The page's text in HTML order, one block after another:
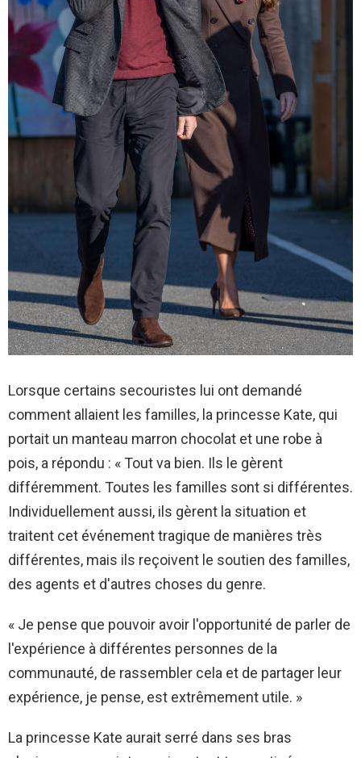
Lorsque certains secouristes lui ont demandé
comment allaient les familles, la princesse Kate, qui
portait un manteau marron chocolat et une robe à
pois, a répondu : « Tout va bien. Ils le gèrent
différemment. Toutes les familles sont si différentes.
Individuellement aussi, ils gèrent la situation et
traitent cet événement tragique de manières très
différentes, mais ils reçoivent le soutien des familles,
des agents et d'autres choses du genre.
« Je pense que pouvoir avoir l'opportunité de parler de
l'expérience à différentes personnes de la
communauté, de rassembler cela et de partager leur
expérience, je pense, est extrêmement utile. »
La princesse Kate aurait serré dans ses bras